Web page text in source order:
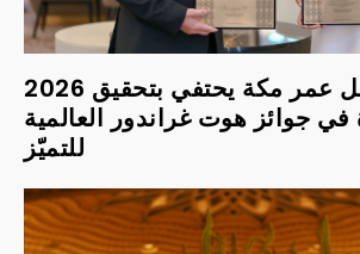
2026 العنوان جبل عمر مكة يحتفي بتحقيق
في جوائز هوت غراندور العالمية
للتميّز